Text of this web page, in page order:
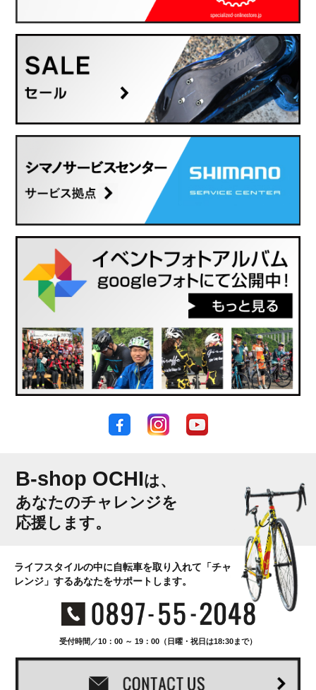
B-shop OCHIは、
あなたのチャレンジを
応援します。
ライフスタイルの中に自転車を取り入れて「チャ
レンジ」するあなたをサポートします。
受付時間／10：00 ～ 19：00（日曜・祝日は18:30まで）